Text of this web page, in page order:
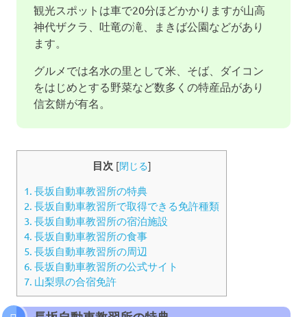
観光スポットは車で20分ほどかかりますが山高
神代ザクラ、吐竜の滝、まきば公園などがあり
ます。
グルメでは名水の里として米、そば、ダイコン
をはじめとする野菜など数多くの特産品があり
信玄餅が有名。
目次 [閉じる]
1. 長坂自動車教習所の特典
2. 長坂自動車教習所で取得できる免許種類
3. 長坂自動車教習所の宿泊施設
4. 長坂自動車教習所の食事
5. 長坂自動車教習所の周辺
6. 長坂自動車教習所の公式サイト
7. 山梨県の合宿免許